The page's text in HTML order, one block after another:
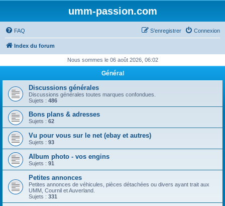
umm-passion.com
FAQ Connexion
S’enregistrer
Index du forum
Nous sommes le 06 août 2026, 06:02
Général
Discussions générales
Discussions générales toutes marques confondues.
Sujets : 486
Bons plans & adresses
Sujets : 62
Vu pour vous sur le net (ebay et autres)
Sujets : 93
Album photo - vos engins
Sujets : 91
Petites annonces
Petites annonces de véhicules, pièces détachées ou divers ayant trait aux
UMM, Cournil et Auverland.
Sujets : 331